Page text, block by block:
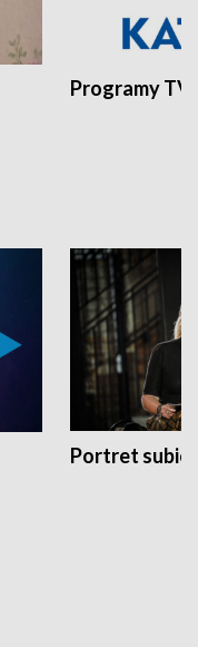
Programy
Portret